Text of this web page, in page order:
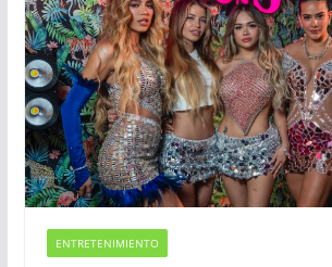
ENTRETENIMIENTO